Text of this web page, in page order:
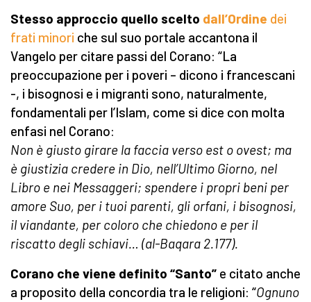
Stesso approccio quello scelto dall’Ordine dei
frati minori che sul suo portale accantona il
Vangelo per citare passi del Corano: “La
preoccupazione per i poveri – dicono i francescani
-, i bisognosi e i migranti sono, naturalmente,
fondamentali per l’Islam, come si dice con molta
enfasi nel Corano:
Non è giusto girare la faccia verso est o ovest; ma
è giustizia credere in Dio, nell’Ultimo Giorno, nel
Libro e nei Messaggeri; spendere i propri beni per
amore Suo, per i tuoi parenti, gli orfani, i bisognosi,
il viandante, per coloro che chiedono e per il
riscatto degli schiavi… (al-Baqara 2.177).
Corano che viene definito “Santo” e citato anche
a proposito della concordia tra le religioni: “Ognuno